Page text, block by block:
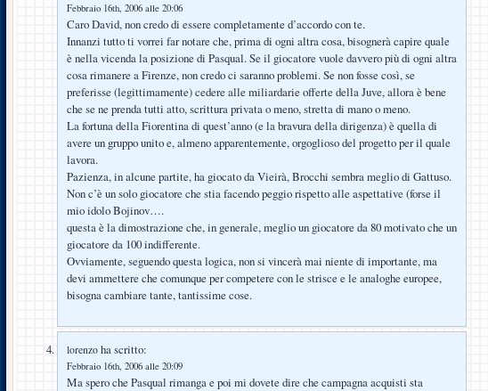
Febbraio 16th, 2006 alle 20:06
Caro David, non credo di essere completamente d’accordo con te.
Innanzi tutto ti vorrei far notare che, prima di ogni altra cosa, bisognerà capire quale
è nella vicenda la posizione di Pasqual. Se il giocatore vuole davvero più di ogni altra
cosa rimanere a Firenze, non credo ci saranno problemi. Se non fosse così, se
preferisse (legittimamente) cedere alle miliardarie offerte della Juve, allora è bene
che se ne prenda tutti atto, scrittura privata o meno, stretta di mano o meno.
La fortuna della Fiorentina di quest’anno (e la bravura della dirigenza) è quella di
avere un gruppo unito e, almeno apparentemente, orgoglioso del progetto per il quale
lavora.
Pazienza, in alcune partite, ha giocato da Vieirà, Brocchi sembra meglio di Gattuso.
Non c’è un solo giocatore che stia facendo peggio rispetto alle aspettative (forse il
mio idolo Bojinov….
questa è la dimostrazione che, in generale, meglio un giocatore da 80 motivato che un
giocatore da 100 indifferente.
Ovviamente, seguendo questa logica, non si vincerà mai niente di importante, ma
devi ammettere che comunque per competere con le strisce e le analoghe europee,
bisogna cambiare tante, tantissime cose.
lorenzo ha scritto:
Febbraio 16th, 2006 alle 20:09
Ma spero che Pasqual rimanga e poi mi dovete dire che campagna acquisti sta